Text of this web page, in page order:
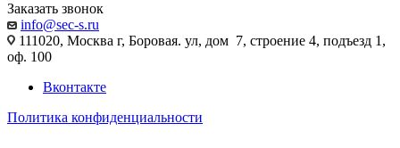
Заказать звонок
info@sec-s.ru
111020, Москва г, Боровая. ул, дом 7, строение 4, подъезд 1,
оф. 100
Вконтакте
Политика конфиденциальности